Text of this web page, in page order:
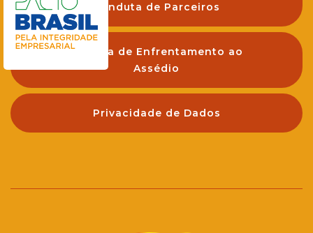
Conduta de Parceiros
Política de Enfrentamento ao
Assédio
Privacidade de Dados